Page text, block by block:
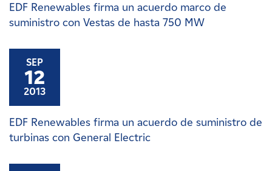
EDF Renewables firma un acuerdo marco de
suministro con Vestas de hasta 750 MW
SEP
12
2013
EDF Renewables firma un acuerdo de suministro de
turbinas con General Electric